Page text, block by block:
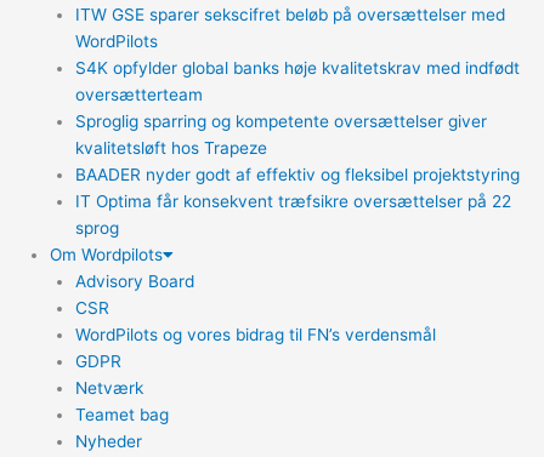
ITW GSE sparer sekscifret beløb på oversættelser med
WordPilots
S4K opfylder global banks høje kvalitetskrav med indfødt
oversætterteam
Sproglig sparring og kompetente oversættelser giver
kvalitetsløft hos Trapeze
BAADER nyder godt af effektiv og fleksibel projektstyring
IT Optima får konsekvent træfsikre oversættelser på 22
sprog
Om Wordpilots
Advisory Board
CSR
WordPilots og vores bidrag til FN’s verdensmål
GDPR
Netværk
Teamet bag
Nyheder